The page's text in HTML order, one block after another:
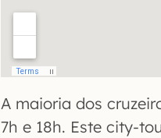
A maioria dos
7h e 18h. Este city-